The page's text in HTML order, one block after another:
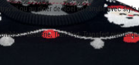
ou au dîner de Noël en famille avec
: Broderie, Transfert, Transfert